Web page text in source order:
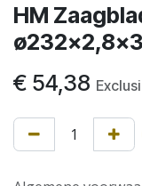
HM
€ 54,38